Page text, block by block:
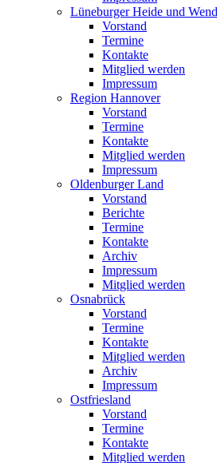
Lüneburger Heide und
Vorstand
Termine
Kontakte
Mitglied werden
Impressum
Region Hannover
Vorstand
Termine
Kontakte
Mitglied werden
Impressum
Oldenburger Land
Vorstand
Berichte
Termine
Kontakte
Archiv
Impressum
Mitglied werden
Osnabrück
Vorstand
Termine
Kontakte
Mitglied werden
Archiv
Impressum
Ostfriesland
Vorstand
Termine
Kontakte
Mitglied werden